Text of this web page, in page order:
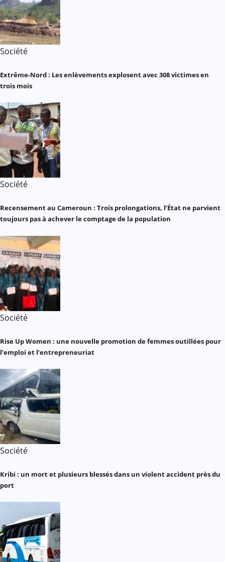
Société
Extrême-Nord : Les enlèvements explosent avec 308 victimes en
trois mois
Société
Recensement au Cameroun : Trois prolongations, l’État ne parvient
toujours pas à achever le comptage de la population
Société
Rise Up Women : une nouvelle promotion de femmes outillées pour
l’emploi et l’entrepreneuriat
Société
Kribi : un mort et plusieurs blessés dans un violent accident près du
port